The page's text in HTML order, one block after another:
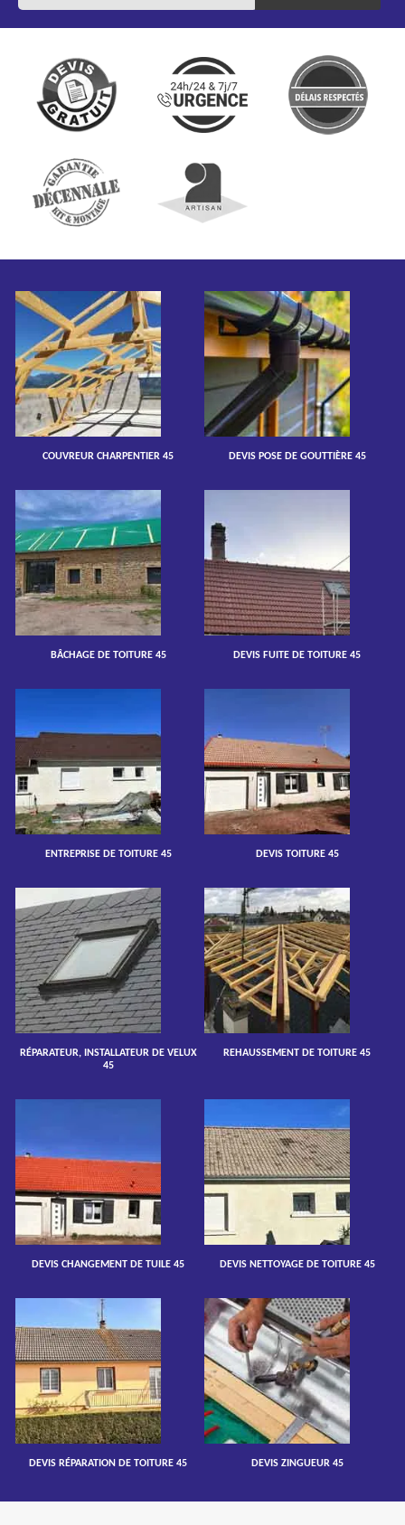
COUVREUR CHARPENTIER 45 DEVIS POSE DE GOUTTIÈRE 45
BÂCHAGE DE TOITURE 45 DEVIS FUITE DE TOITURE 45
ENTREPRISE DE TOITURE 45 DEVIS TOITURE 45
RÉPARATEUR, INSTALLATEUR DE VELUX
45
REHAUSSEMENT DE TOITURE 45
DEVIS CHANGEMENT DE TUILE 45 DEVIS NETTOYAGE DE TOITURE 45
DEVIS RÉPARATION DE TOITURE 45 DEVIS ZINGUEUR 45